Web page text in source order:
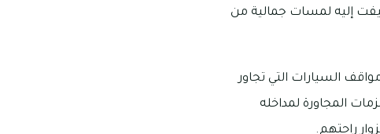
إليه لمسات جمالية من
السيارات التي تجاور
المجاورة لمداخله
راحتهم.